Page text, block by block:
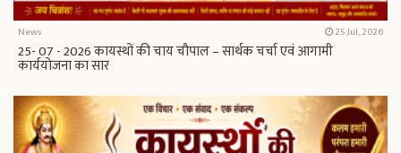
News 25 Jul, 2026
25- 07 - 2026 कायस्थों की चाय चौपाल – सार्थक चर्चा एवं आगामी
कार्ययोजना का सार